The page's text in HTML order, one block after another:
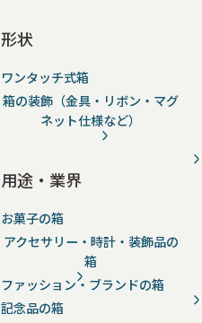
形状
ワンタッチ式箱
箱の装飾（金具・リボン・マグ
ネット仕様など）
用途・業界
お菓子の箱
アクセサリー・時計・装飾品の
箱
ファッション・ブランドの箱
記念品の箱